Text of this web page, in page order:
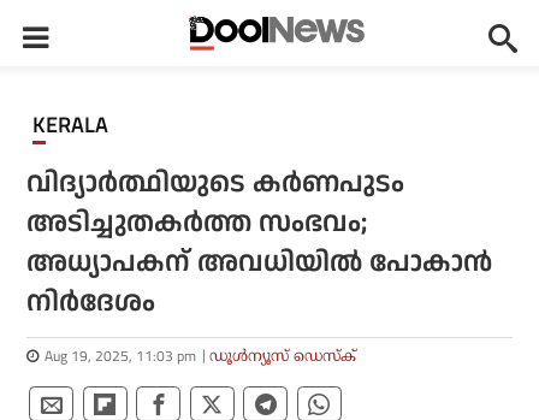
KERALA
വിദ്യാര്‍ത്ഥിയുടെ കര്‍ണപുടം
അടിച്ചുതകര്‍ത്ത സംഭവം;
അധ്യാപകന് അവധിയില്‍ പോകാന്‍
നിര്‍ദേശം
Aug 19, 2025, 11:03 pm ഡൂള്‍ന്യൂസ് ഡെസ്‌ക്